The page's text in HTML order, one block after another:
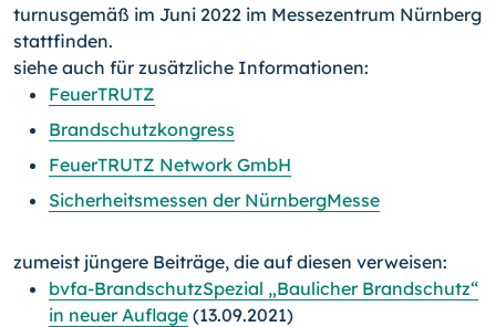
turnusgemäß im Juni 2022 im Messezentrum Nürnberg
stattfinden.
siehe auch für zusätzliche Informationen:
FeuerTRUTZ
Brandschutzkongress
FeuerTRUTZ Network GmbH
Sicherheitsmessen der NürnbergMesse
zumeist jüngere Beiträge, die auf diesen verweisen:
bvfa-BrandschutzSpezial „Baulicher Brandschutz“
in neuer Auflage (13.09.2021)